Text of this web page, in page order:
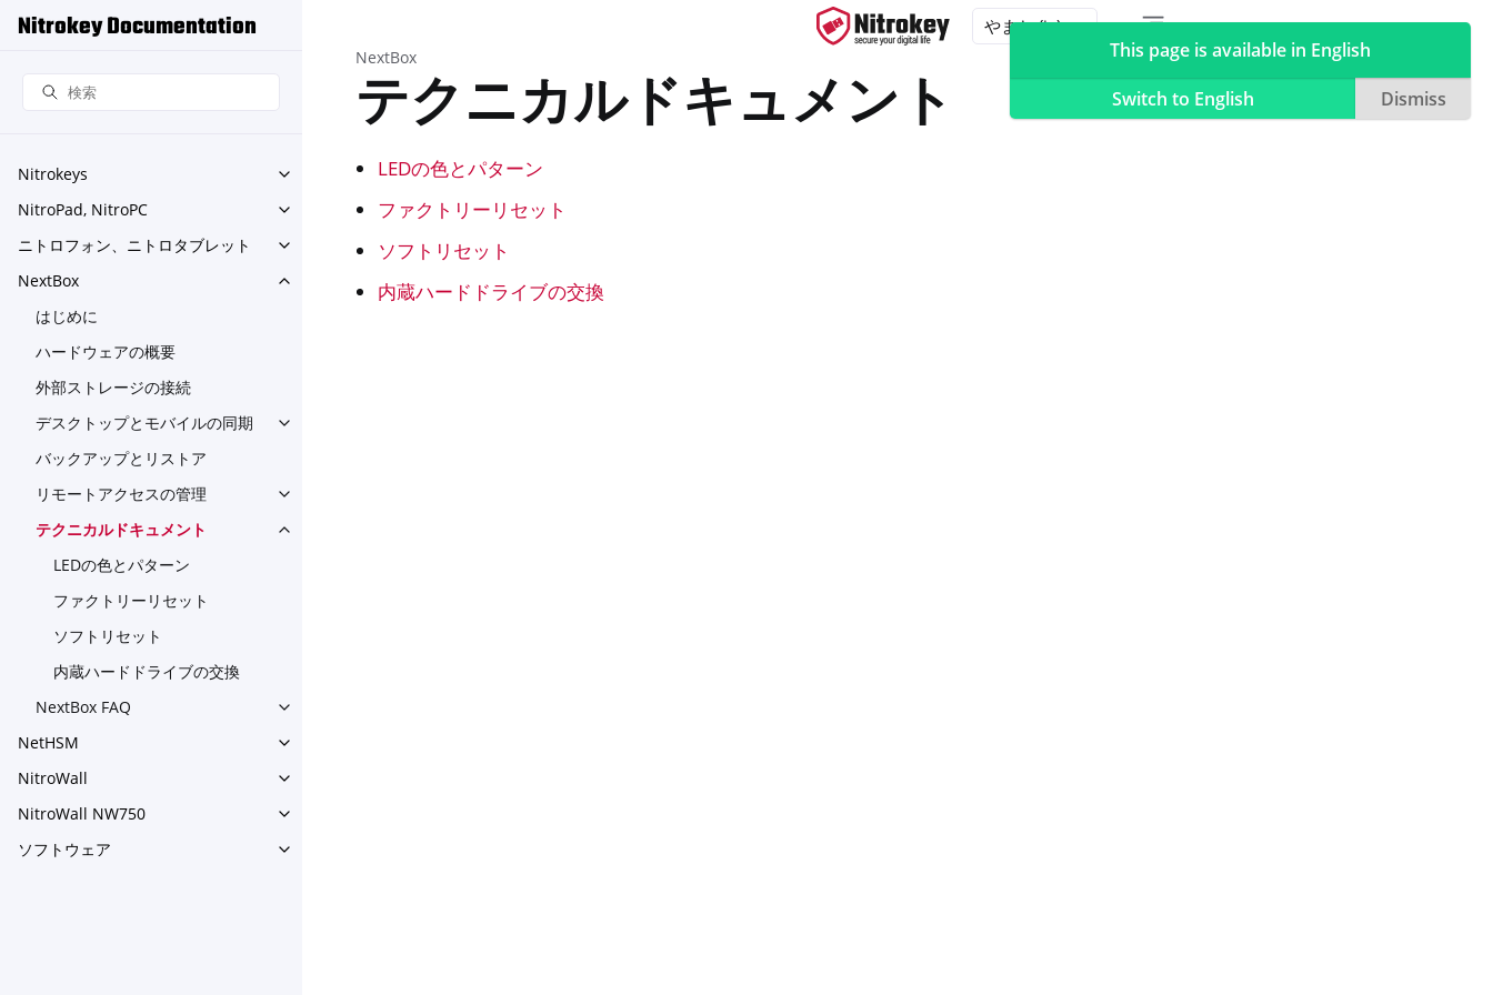
Nitrokey Documentation
Nitrokeys
Toggle navigation of Nitrokeys
NitroPad, NitroPC
Toggle navigation of NitroPad, NitroPC
ニトロフォン、ニトロタブレット
Toggle navigation of ニトロフォン、ニトロタブレット
NextBox
Toggle navigation of NextBox
はじめに
ハードウェアの概要
外部ストレージの接続
デスクトップとモバイルの同期
Toggle navigation of デスクトップとモバイルの同期
バックアップとリストア
リモートアクセスの管理
Toggle navigation of リモートアクセスの管理
テクニカルドキュメント
Toggle navigation of テクニカルドキュメント
LEDの色とパターン
ファクトリーリセット
ソフトリセット
内蔵ハードドライブの交換
NextBox FAQ
Toggle navigation of NextBox FAQ
NetHSM
Toggle navigation of NetHSM
NitroWall
Toggle navigation of NitroWall
NitroWall NW750
Toggle navigation of NitroWall NW750
ソフトウェア
Toggle navigation of ソフトウェア
NextBox
テクニカルドキュメント
LEDの色とパターン
ファクトリーリセット
ソフトリセット
内蔵ハードドライブの交換
This page is available in English
Switch to English
Dismiss